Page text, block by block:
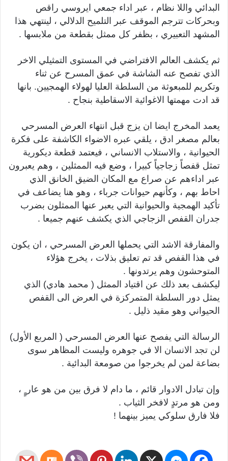
البدائي واللا نظام ، عبر اداء جمعي ايروسي راقص
وبحركات تترجم الموقف عبر التلميح الدلالي ، لينتهي هذا
المشهد التعبيري ، بظفر كل ممثل بقطعة من ملابسها .
ثم يكشف العالم الافتراضي في المستوى التمثيلي الاخر
الذي تفصح عنه الشاشة في عمق المسرح عن ثناء
وتكريم للمبعوثة من السلطة العليا لهولاء الهمجيين. بانها
قد ادت مهمتها الاغوائية الاسقاطية بنجاح .
يعمد المخرج ايضا ان يزج قبل انتهاء العرض المسرحي
بعالم مصغر ادق ، يلقي عبره الاضواء الكاشفة على فكرة
الحيوانية ، والاستلاب الانساني ، فيعتمد قطعة ديكورية
تمثل قفصاً زجاجياً كبيرا ، وضع فيه الممثلين ، وهم يعبرون
عبر اداءهم عن صراع مع المكان الضيق الخانق الذي
احاط بهم ، وكأنهم حيوانات جرباء ، وهو هنا يضاعف في
تأكيد الهمجية والحيوانية التي يعبر عنها الممثلون بضرب
جدران القفص الزجاجي الذي يكشف عنهم جميعا .
والمفارقة الاشد التي يحملها العرض المسرحي ، ان يكون
في هذا القفص قد تم تعليق بذلات ، يخرج هؤلاء
المتوحشون وهم يرتدونها .
ليكشف بعد ذلك عن اقتياد الممثل ( محمد هادي) الذي
يمثل دور السلطة المتمركزة في العرض الى القفص
الحيواني وهو مقيد ذليل .
الرسالة التي يفصح عنها العرض المسرحي ( المربع الأول)
لن تجد الانسان الا في جوهره وليست المظاهر سوى
بضاعة لمن لم يخرجوا من صومعة البدائية .
وإن تبادل الادوار قائم ، ما دام لا فرق بين من هو عار ٍٍ ،
ومن هو مرتدٍ لافخر الثياب .
فلا فارق سلوكي يميز بينهما !